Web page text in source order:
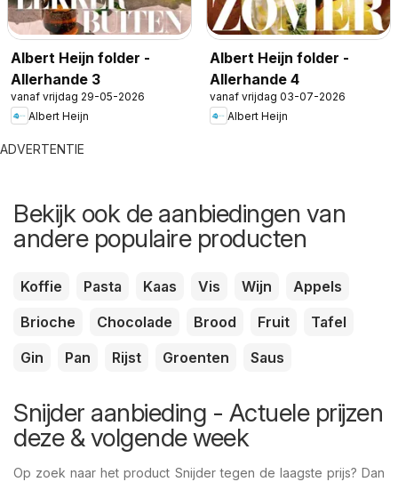
Albert Heijn folder -
Allerhande 3
vanaf vrijdag 29-05-2026
Albert Heijn
Albert Heijn folder -
Allerhande 4
vanaf vrijdag 03-07-2026
Albert Heijn
ADVERTENTIE
Bekijk ook de aanbiedingen van
andere populaire producten
Koffie Pasta Kaas Vis Wijn
Appels
Brioche
Chocolade Brood Fruit
Tafel
Gin
Pan Rijst Groenten Saus
Snijder aanbieding - Actuele prijzen
deze & volgende week
Op zoek naar het product Snijder tegen de laagste prijs? Dan